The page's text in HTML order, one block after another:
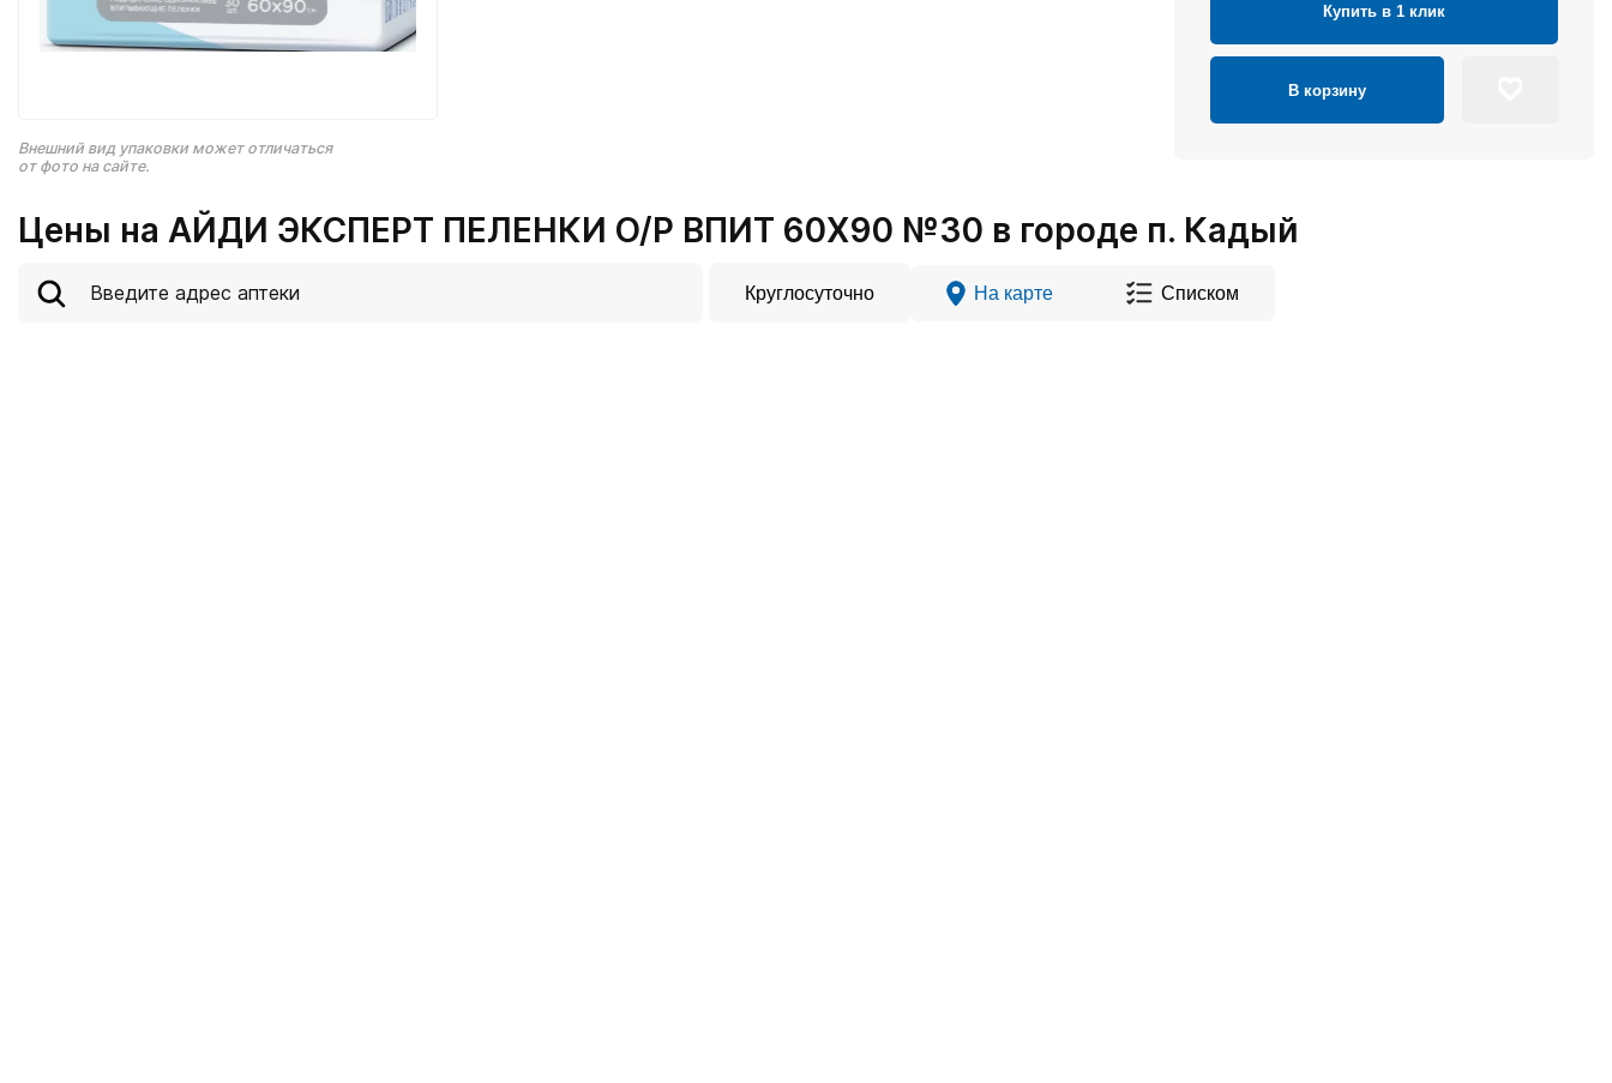
Внешний вид упаковки может отличаться
от фото на сайте.
Купить в 1 клик
В корзину
Цены на АЙДИ ЭКСПЕРТ ПЕЛЕНКИ О/Р ВПИТ 60X90 №30 в городе п. Кадый
Круглосуточно На карте Списком